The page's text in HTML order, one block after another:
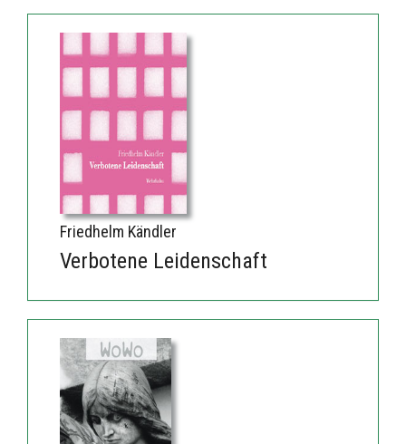
Friedhelm Kändler
Verbotene Leidenschaft